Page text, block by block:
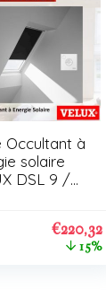
Occultant à
solaire
DSL 9 /
€220,32
15%